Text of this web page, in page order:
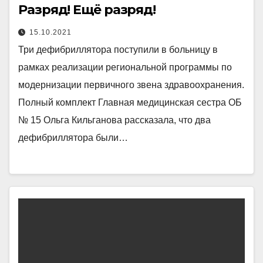
Разряд! Ещё разряд!
15.10.2021
Три дефибриллятора поступили в больницу в
рамках реализации региональной программы по
модернизации первичного звена здравоохранения.
Полный комплект Главная медицинская сестра ОБ
№ 15 Ольга Кильганова рассказала, что два
дефибриллятора были…